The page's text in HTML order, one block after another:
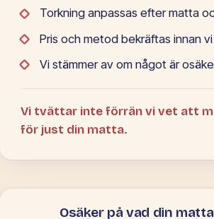
Torkning anpassas efter matta
Pris och metod bekräftas innan
Vi stämmer av om något är
Vi tvättar inte förrän vi vet att
för just din matta.
Osäker på vad din